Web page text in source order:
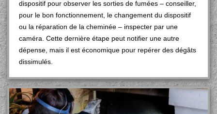
dispositif pour observer les sorties de fumées – conseiller,
pour le bon fonctionnement, le changement du dispositif
ou la réparation de la cheminée – inspecter par une
caméra. Cette dernière étape peut notifier une autre
dépense, mais il est économique pour repérer des dégâts
dissimulés.